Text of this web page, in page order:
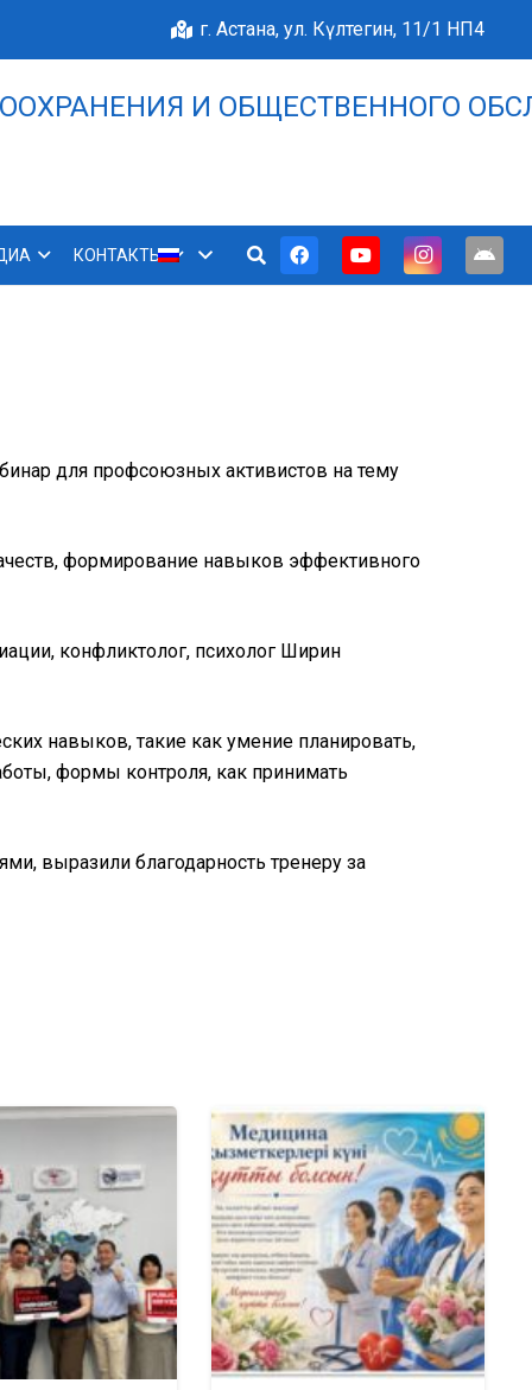
г. Астана, ул. Күлтегин, 11/1 НП4
И ОБЩЕСТВЕННОГО
КОНТАКТЫ
для профсоюзных активистов на тему
формирование навыков эффективного
конфликтолог, психолог Ширин
навыков, такие как умение планировать,
формы контроля, как принимать
выразили благодарность тренеру за